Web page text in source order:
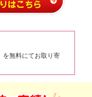
を無料にてお取り寄